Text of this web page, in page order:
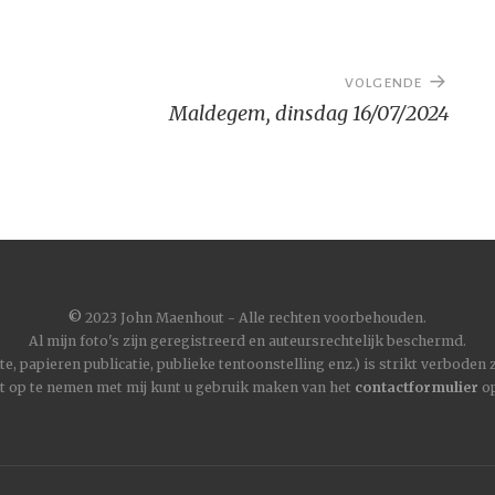
VOLGENDE
Maldegem, dinsdag 16/07/2024
© 2023 John Maenhout - Alle rechten voorbehouden.
Al mijn foto's zijn geregistreerd en auteursrechtelijk beschermd.
papieren publicatie, publieke tentoonstelling enz.) is strikt
op te nemen met mij kunt u gebruik maken van het contactformulier